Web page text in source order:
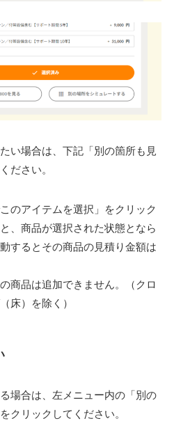
い場合は、下記「別の箇所も見
ださい。
このアイテムを選択」をクリック
、商品が選択された状態となら
するとその商品の見積り金額は
商品は追加できません。（クロ
床）を除く）
場合は、左メニュー内の「別の
クリックしてください。